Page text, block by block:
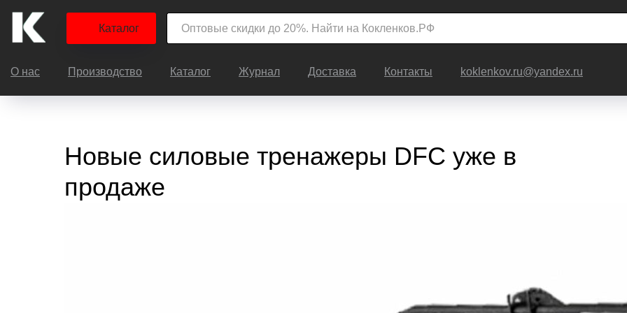
Каталог
О нас Производство Каталог Журнал Доставка Контакты koklenkov.ru@yandex.ru
Новые силовые тренажеры DFC уже в
продаже